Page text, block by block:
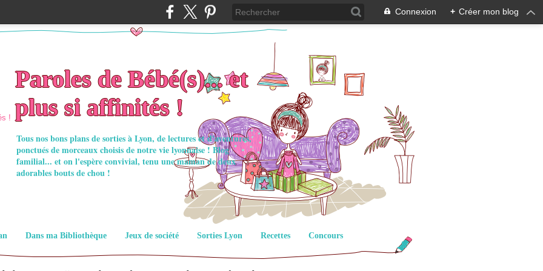
Connexion + Créer mon blog
Paroles de Bébé(s)... et
plus si affinités !
Tous nos bons plans de sorties à Lyon, de lectures et d'aventures,
ponctués de morceaux choisis de notre vie lyonnaise ! Blog
familial... et on l'espère convivial, tenu une maman de deux
adorables bouts de chou !
Dans ma Bibliothèque Jeux de société Sorties Lyon Recettes
Concours